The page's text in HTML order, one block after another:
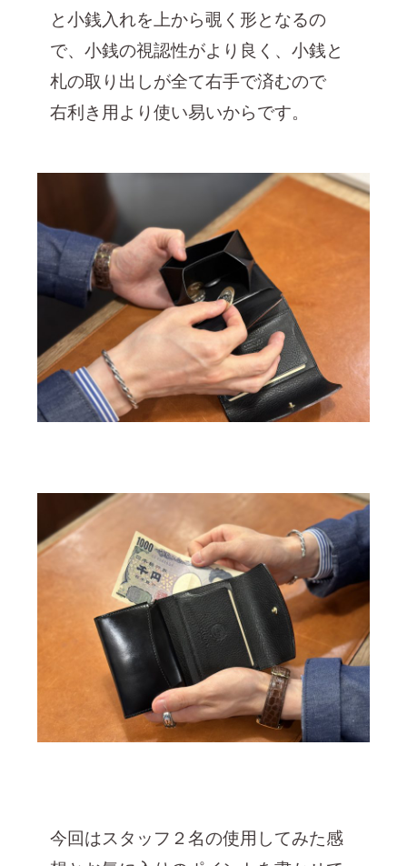
と小銭入れを上から覗く形となるの
で、小銭の視認性がより良く、小銭と
札の取り出しが全て右手で済むので
右利き用より使い易いからです。
今回はスタッフ２名の使用してみた感